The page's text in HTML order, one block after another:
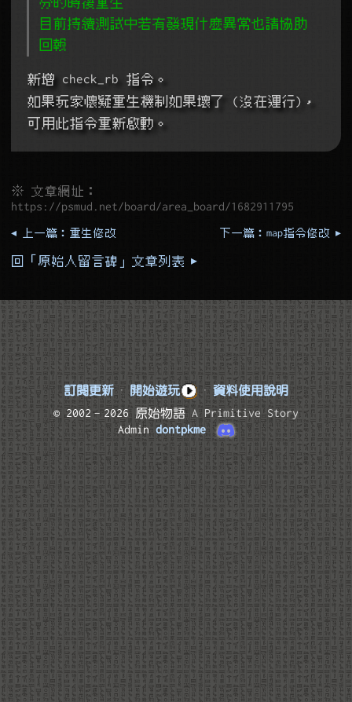
目前持續測試中若有發現什麼異常也請協助
回報
新增 check_rb 指令。
如果玩家懷疑重生機制如果壞了 (沒在運行)，
可用此指令重新啟動。
※ 文章網址：
https://psmud.net/board/area_board/1682911795
◂ 上一篇：重生修改 下一篇：map指令修改 ▸
回「原始人留言碑」文章列表 ▸
訂閱更新 · 開始遊玩 · 資料使用說明
© 2002–2026 原始物語A Primitive Story
Admindontpkme